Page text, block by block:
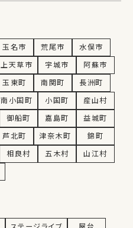
玉名市 荒尾市
水俣市
上天草市 宇城市
阿蘇市
玉東町 南関町
長洲町
南小国町 小国町
産山村
御船町 嘉島町
益城町
芦北町 津奈木町
錦町
相良村 五木村
山江村